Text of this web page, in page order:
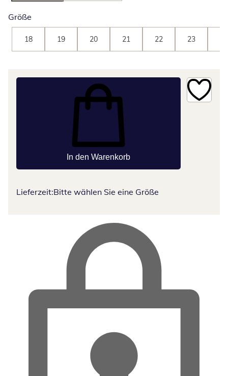
Größe
18 19 20 21 22 23
In den Warenkorb
Lieferzeit:Bitte wählen Sie eine Größe